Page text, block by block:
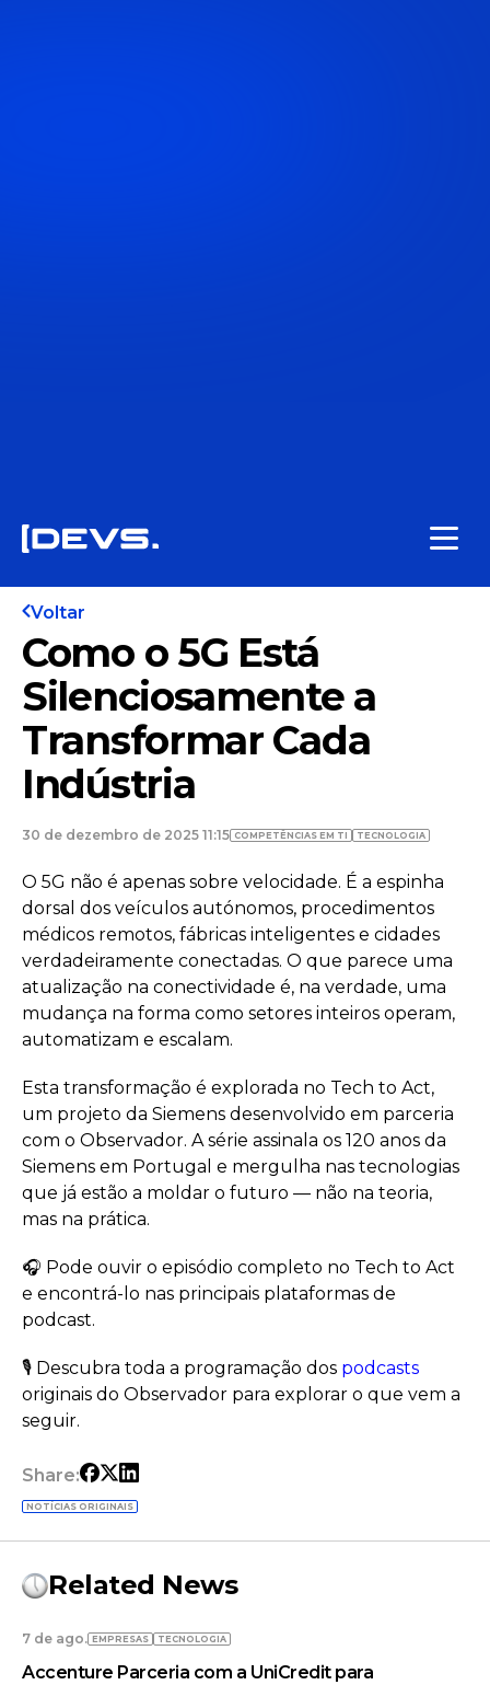
Voltar
Como o 5G Está
Silenciosamente a
Transformar Cada
Indústria
30 de dezembro de 2025 11:15 COMPETÊNCIAS EM TI TECNOLOGIA
O 5G não é apenas sobre velocidade. É a espinha
dorsal dos veículos autónomos, procedimentos
médicos remotos, fábricas inteligentes e cidades
verdadeiramente conectadas. O que parece uma
atualização na conectividade é, na verdade, uma
mudança na forma como setores inteiros operam,
automatizam e escalam.
Esta transformação é explorada no Tech to Act,
um projeto da Siemens desenvolvido em parceria
com o Observador. A série assinala os 120 anos da
Siemens em Portugal e mergulha nas tecnologias
que já estão a moldar o futuro — não na teoria,
mas na prática.
🎧 Pode ouvir o episódio completo no Tech to Act
e encontrá-lo nas principais plataformas de
podcast.
🎙️ Descubra toda a programação dos podcasts
originais do Observador para explorar o que vem a
seguir.
Share:
NOTÍCIAS ORIGINAIS
Related News
7 de ago. EMPRESAS TECNOLOGIA
Accenture Parceria com a UniCredit para